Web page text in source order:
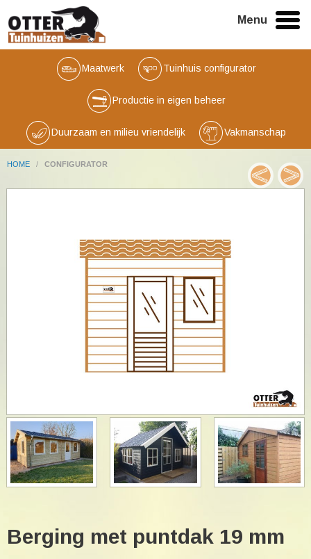
Menu
Maatwerk Tuinhuis configurator
Productie in eigen beheer
Duurzaam en milieu vriendelijk Vakmanschap
HOME / CONFIGURATOR
Berging met puntdak 19 mm